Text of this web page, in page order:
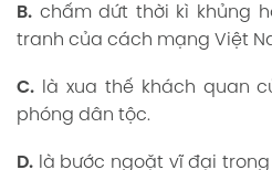
B. chấm dứt thời kì khủng
tranh của cách mạng Việt
C.
là xua thế khách quan
phóng dân tộc.
D. là bước ngoặt vĩ đại